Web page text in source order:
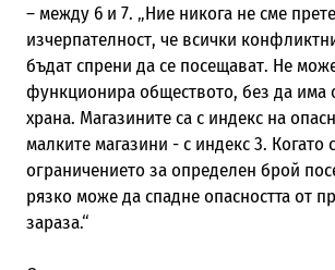
– между 6 и 7. „Ние никога не сме
изчерпателност, че всички
бъдат спрени да се посещават. Не
функционира обществото, без да има
храна. Магазините са с индекс на
малките магазини - с индекс 3. Когато
ограничението за определен брой
рязко може да спадне опасността от
зараза.“